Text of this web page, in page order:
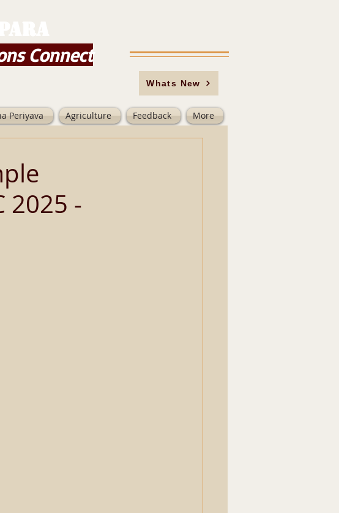
Connect
Whats New
Periyava Agriculture Feedback More
2025 -